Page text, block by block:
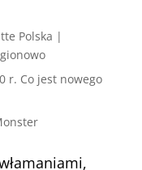
Polska |
r. Co jest nowego